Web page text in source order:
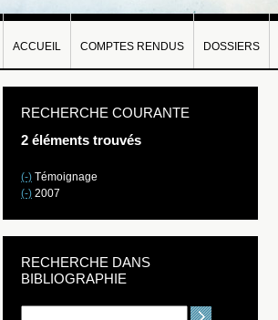
ACCUEIL COMPTES RENDUS DOSSIERS
RECHERCHE COURANTE
2 éléments trouvés
(-) Témoignage
(-) 2007
RECHERCHE DANS
BIBLIOGRAPHIE